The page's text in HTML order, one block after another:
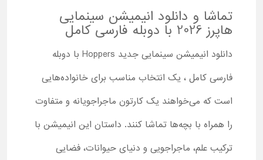
تماشا و دانلود انیمیشن سینمایی
هاپرز 2026 با دوبله فارسی کامل
دانلود انیمیشن سینمایی جدید Hoppers با دوبله
فارسی کامل ، یک انتخاب مناسب برای خانواده‌هایی
است که می‌خواهند یک کارتون ماجراجویانه و متفاوت
را همراه با بچه‌ها تماشا کنند. داستان این انیمیشن با
ترکیب علم، ماجراجویی و دنیای حیوانات، فضایی